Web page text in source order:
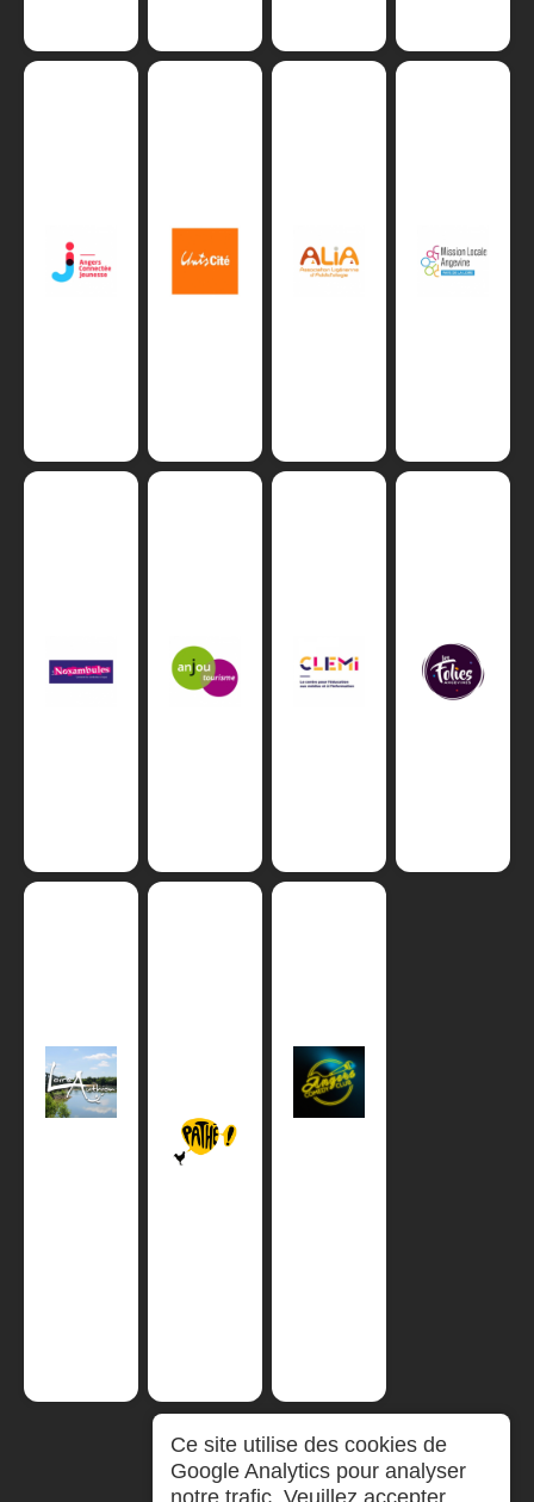
Ce site utilise des cookies de
Google Analytics pour analyser
notre trafic. Veuillez accepter